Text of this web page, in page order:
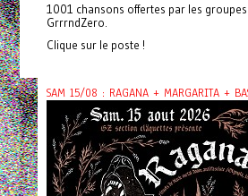
1001 chansons offertes par les
GrrrndZero.
Clique sur le poste !
SAM 15/08 : RAGANA + MARGARITA +